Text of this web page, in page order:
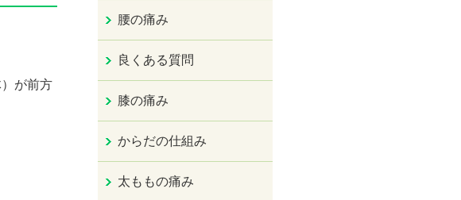
が前方
腰の痛み
良くある質問
膝の痛み
からだの仕組み
太ももの痛み